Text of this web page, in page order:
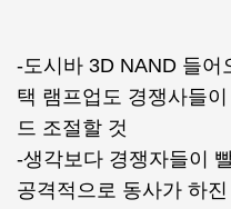
-도시바 3D NAND 들어
택 램프업도 경쟁사들
드 조절할 것
-생각보다 경쟁자들이
공격적으로 동사가 하